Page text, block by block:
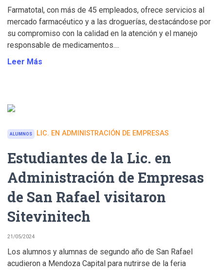
Farmatotal, con más de 45 empleados, ofrece servicios al
mercado farmacéutico y a las droguerías, destacándose por
su compromiso con la calidad en la atención y el manejo
responsable de medicamentos....
Leer Más
ALUMNOS LIC. EN ADMINISTRACIÓN DE EMPRESAS
Estudiantes de la Lic. en
Administración de Empresas
de San Rafael visitaron
Sitevinitech
21/05/2024
Los alumnos y alumnas de segundo año de San Rafael
acudieron a Mendoza Capital para nutrirse de la feria